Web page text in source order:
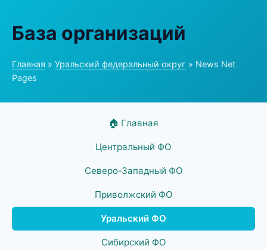
База организаций
Главная » Уральский федеральный округ » News Net
Pages
🏠 Главная
Центральный ФО
Северо-Западный ФО
Приволжский ФО
Уральский ФО
Сибирский ФО